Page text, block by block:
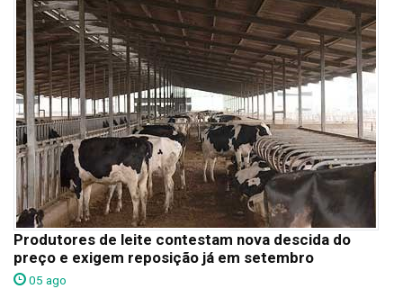
Produtores de leite contestam nova descida do
preço e exigem reposição já em setembro
05 ago